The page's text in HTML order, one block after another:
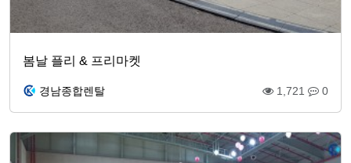
봄날 플리 & 프리마켓
경남종합렌탈 1,721 0